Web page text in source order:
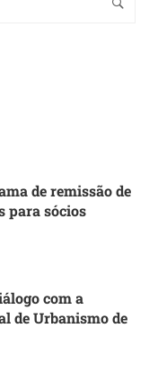
de remissão de
para sócios
com a
de Urbanismo de